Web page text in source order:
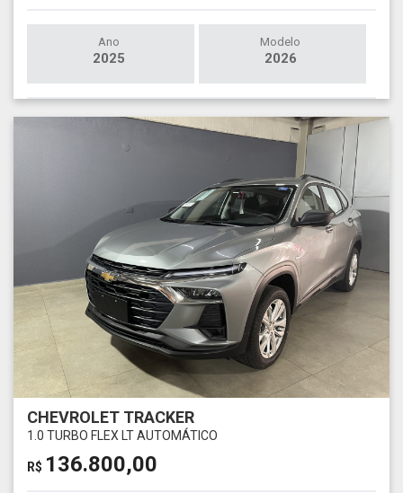
Ano
2025
Modelo
2026
CHEVROLET TRACKER
1.0 TURBO FLEX LT AUTOMÁTICO
R$ 136.800,00